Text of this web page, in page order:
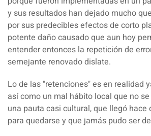
y sus resultados han dejado mucho
por sus predecibles efectos de corto
potente daño causado que aun hoy
entender entonces la repetición de
semejante renovado dislate.
Lo de las "retenciones" es en realidad
así como un mal hábito local que no
una pauta casi cultural, que llegó hace
para quedarse y que jamás pudo ser